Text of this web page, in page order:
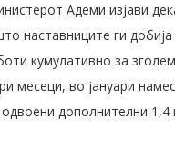
Адеми изјави
наставниците ги
кумулативно за
месеци, во јануари
дополнителни 1,4